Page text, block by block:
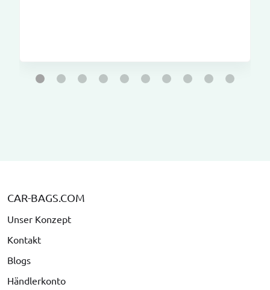
CAR-BAGS.COM
Unser Konzept
Kontakt
Blogs
Händlerkonto